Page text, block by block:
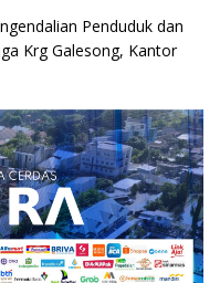
Penduduk dan
Krg Galesong, Kantor